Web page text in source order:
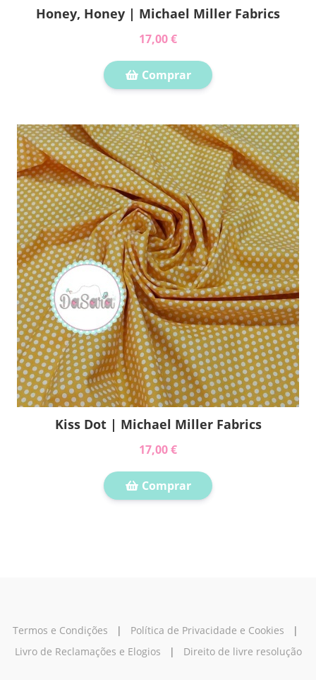
Honey, Honey | Michael Miller Fabrics
17,00 €
Comprar
Kiss Dot | Michael Miller Fabrics
17,00 €
Comprar
Termos e Condições | Política de Privacidade e Cookies |
Livro de Reclamações e Elogios | Direito de livre resolução